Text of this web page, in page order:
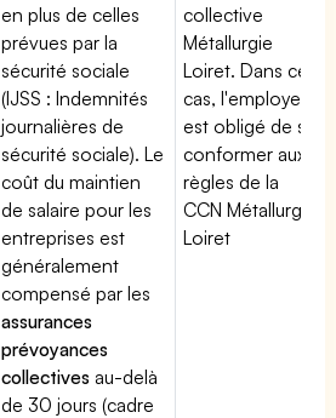
en plus de celles
prévues par la
sécurité sociale
(IJSS : Indemnités
journalières de
sécurité sociale). Le
coût du maintien
de salaire pour les
entreprises est
généralement
compensé par les
assurances
prévoyances
collectives au-delà
de 30 jours (cadre
collective
Métallurgie
Loiret. Dans ce
cas, l'employeur
est obligé de se
conformer aux
règles de la
CCN Métallurgie
Loiret